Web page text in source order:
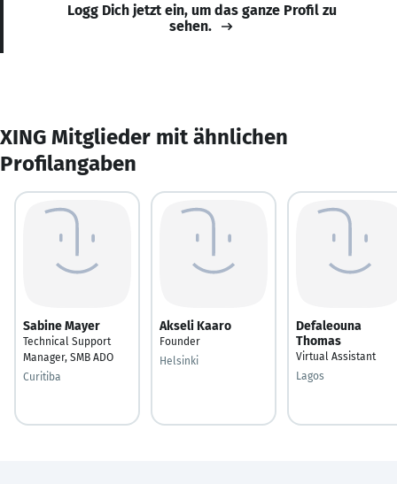
Logg Dich jetzt ein, um das ganze Profil zu
sehen.
XING Mitglieder mit ähnlichen
Profilangaben
Sabine Mayer
Technical Support
Manager, SMB ADO
Curitiba
Akseli Kaaro
Founder
Helsinki
Defaleouna
Thomas
Virtual Assistant
Lagos